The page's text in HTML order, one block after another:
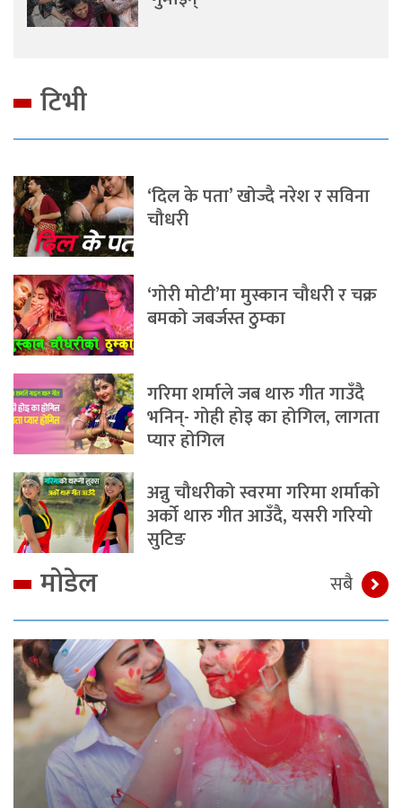
टिभी
‘दिल के पता’ खोज्दै नरेश र सविना
चौधरी
‘गोरी मोटी’मा मुस्कान चौधरी र चक्र
बमको जबर्जस्त ठुम्का
गरिमा शर्माले जब थारु गीत गाउँदै
भनिन्- गोही होइ का होगिल, लागता
प्यार होगिल
अन्नु चौधरीको स्वरमा गरिमा शर्माको
अर्को थारु गीत आउँदै, यसरी गरियो
सुटिङ
मोडेल सबै